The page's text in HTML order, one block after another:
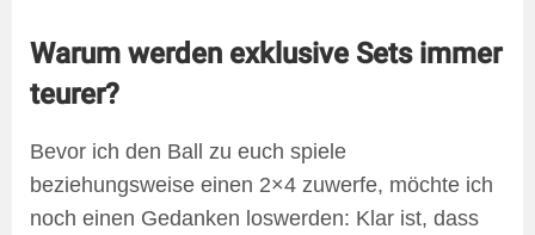
Warum werden exklusive Sets immer
teurer?
Bevor ich den Ball zu euch spiele
beziehungsweise einen 2×4 zuwerfe, möchte ich
noch einen Gedanken loswerden: Klar ist, dass